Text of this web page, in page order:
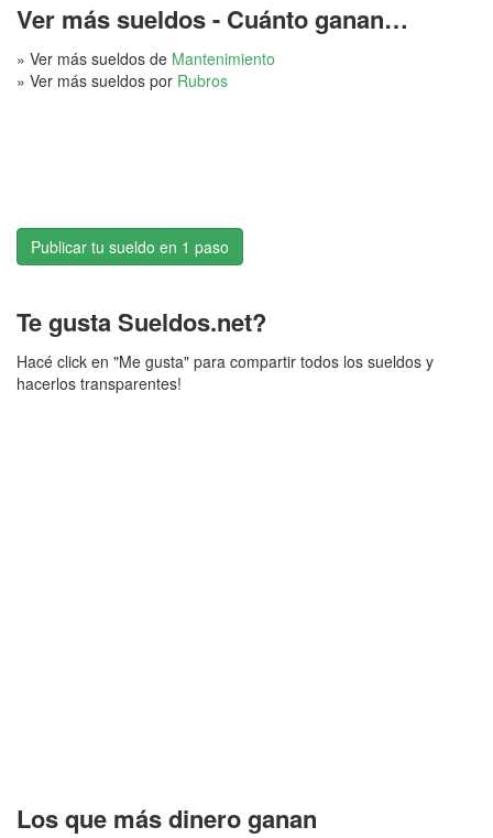
Ver más sueldos - Cuánto ganan…
» Ver más sueldos de Mantenimiento
» Ver más sueldos por Rubros
Publicar tu sueldo en 1 paso
Te gusta Sueldos.net?
Hacé click en "Me gusta" para compartir todos los sueldos y
hacerlos transparentes!
Los que más dinero ganan